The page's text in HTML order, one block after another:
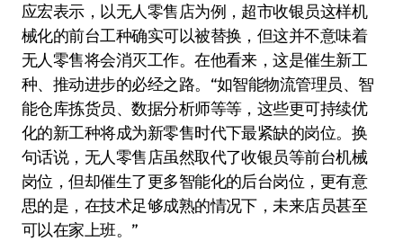
应宏表示，以无人零售店为例，超市收银员这样机
械化的前台工种确实可以被替换，但这并不意味着
无人零售将会消灭工作。在他看来，这是催生新工
种、推动进步的必经之路。“如智能物流管理员、智
能仓库拣货员、数据分析师等等，这些更可持续优
化的新工种将成为新零售时代下最紧缺的岗位。换
句话说，无人零售店虽然取代了收银员等前台机械
岗位，但却催生了更多智能化的后台岗位，更有意
思的是，在技术足够成熟的情况下，未来店员甚至
可以在家上班。”